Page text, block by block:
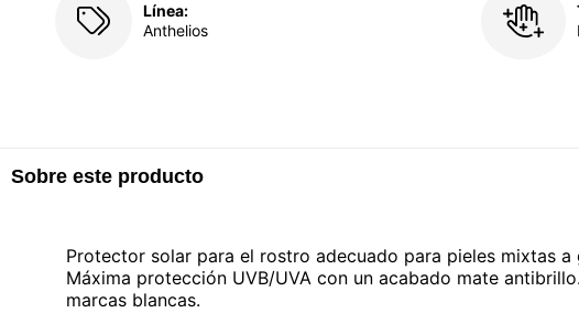
Línea:
Anthelios
Sobre este producto
Protector solar para el rostro adecuado para pieles mixtas
Máxima protección UVB/UVA con un acabado mate
marcas blancas.